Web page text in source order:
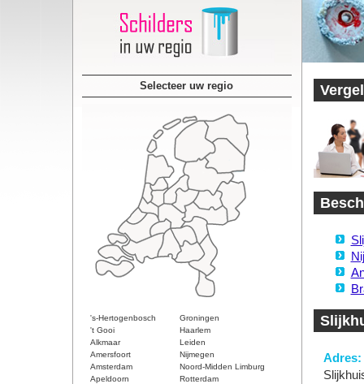
Selecteer uw regio
's-Hertogenbosch
Groningen
't Gooi
Haarlem
Alkmaar
Leiden
Amersfoort
Nijmegen
Amsterdam
Noord-Midden Limburg
Apeldoorn
Rotterdam
Adres: